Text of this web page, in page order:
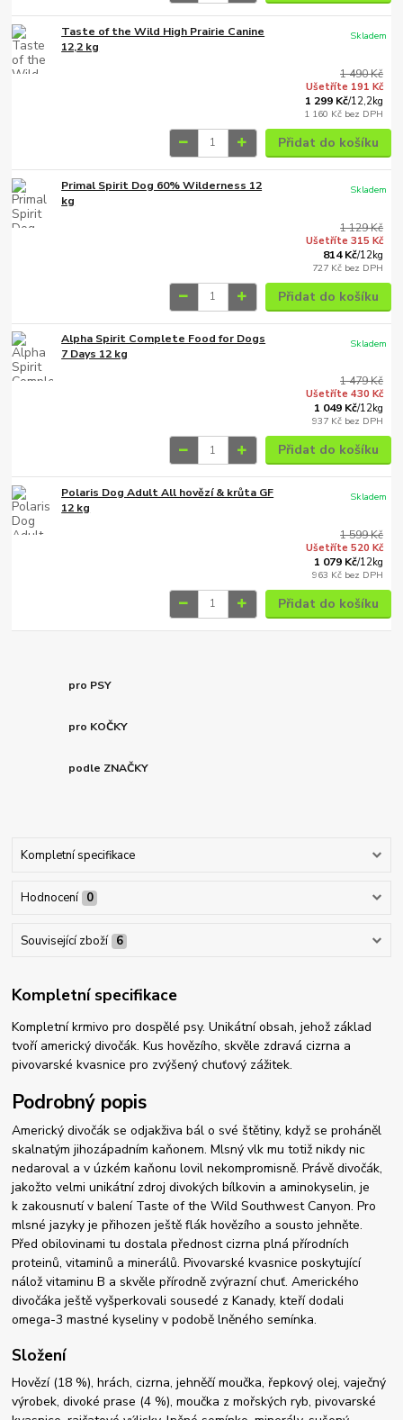
Taste of the Wild High Prairie Canine
12,2 kg
1 490 Kč
Ušetříte 191 Kč
1 299 Kč/12,2kg
1 160 Kč bez DPH
Skladem
Přidat do košíku
Primal Spirit Dog 60% Wilderness 12
kg
1 129 Kč
Ušetříte 315 Kč
814 Kč/12kg
727 Kč bez DPH
Skladem
Přidat do košíku
Alpha Spirit Complete Food for Dogs
7 Days 12 kg
1 479 Kč
Ušetříte 430 Kč
1 049 Kč/12kg
937 Kč bez DPH
Skladem
Přidat do košíku
Polaris Dog Adult All hovězí & krůta GF
12 kg
1 599 Kč
Ušetříte 520 Kč
1 079 Kč/12kg
963 Kč bez DPH
Skladem
Přidat do košíku
pro PSY
pro KOČKY
podle ZNAČKY
Kompletní specifikace
Hodnocení 0
Související zboží 6
Kompletní specifikace
Kompletní krmivo pro dospělé psy. Unikátní obsah, jehož základ
tvoří americký divočák. Kus hovězího, skvěle zdravá cizrna a
pivovarské kvasnice pro zvýšený chuťový zážitek.
Podrobný popis
Americký divočák se odjakživa bál o své štětiny, když se proháněl
skalnatým jihozápadním kaňonem. Mlsný vlk mu totiž nikdy nic
nedaroval a v úzkém kaňonu lovil nekompromisně. Právě divočák,
jakožto velmi unikátní zdroj divokých bílkovin a aminokyselin, je
k zakousnutí v balení Taste of the Wild Southwest Canyon. Pro
mlsné jazyky je přihozen ještě flák hovězího a sousto jehněte.
Před obilovinami tu dostala přednost cizrna plná přírodních
proteinů, vitaminů a minerálů. Pivovarské kvasnice poskytující
nálož vitaminu B a skvěle přírodně zvýrazní chuť. Amerického
divočáka ještě vyšperkovali sousedé z Kanady, kteří dodali
omega-3 mastné kyseliny v podobě lněného semínka.
Složení
Hovězí (18 %), hrách, cizrna, jehněčí moučka, řepkový olej, vaječný
výrobek, divoké prase (4 %), moučka z mořských ryb, pivovarské